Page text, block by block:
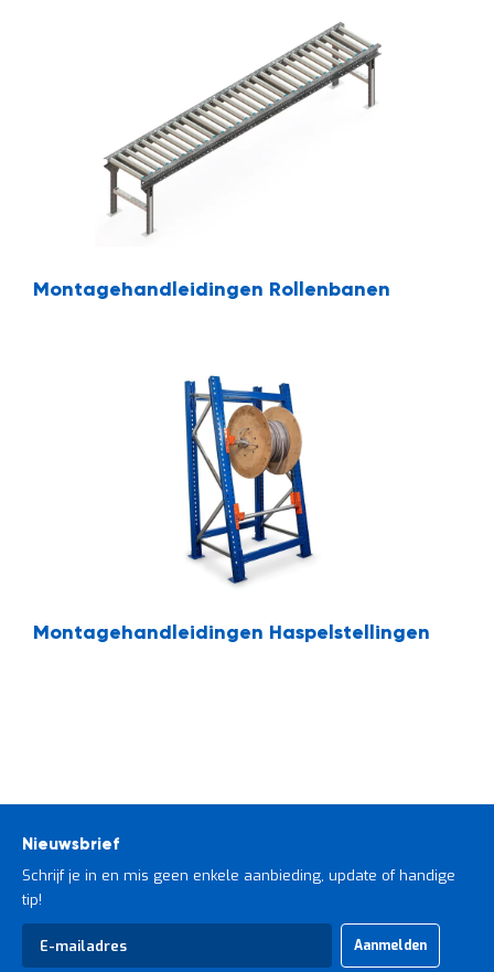
Montagehandleidingen Rollenbanen
Montagehandleidingen Haspelstellingen
Nieuwsbrief
Schrijf je in en mis geen enkele aanbieding, update of handige
tip!
Abonneer
Aanmelden